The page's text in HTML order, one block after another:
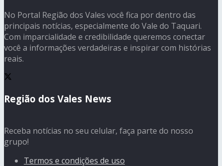
No Portal Região dos Vales você fica por dentro das
principais notícias, especialmente do Vale do Taquari.
Com imparcialidade e credibilidade queremos conectar
você a informações verdadeiras e inspirar com histórias
reais.
Região dos Vales News
Receba notícias no seu celular, faça parte do nosso
grupo!
Termos e condições de uso